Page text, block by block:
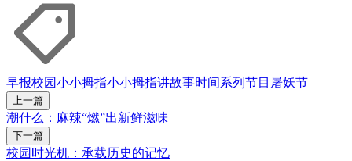
早报校园小小拇指小小拇指讲故事时间系列节目 屠妖节
上一篇
潮什么：麻辣“燃”出新鲜滋味
下一篇
校园时光机：承载历史的记忆